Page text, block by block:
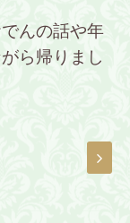
んの話や年
ら帰りまし